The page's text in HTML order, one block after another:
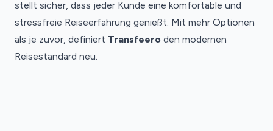
stellt sicher, dass jeder Kunde eine komfortable und
stressfreie Reiseerfahrung genießt. Mit mehr Optionen
als je zuvor, definiert Transfeero den modernen
Reisestandard neu.